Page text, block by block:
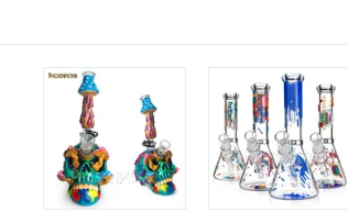
Papier à rouler
papier à rouler pour
fumer